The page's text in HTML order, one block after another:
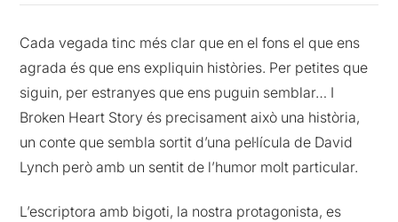
Cada vegada tinc més clar que en el fons el que ens
agrada és que ens expliquin històries. Per petites que
siguin, per estranyes que ens puguin semblar… I
Broken Heart Story és precisament això una història,
un conte que sembla sortit d’una pel·lícula de David
Lynch però amb un sentit de l’humor molt particular.
L’escriptora amb bigoti, la nostra protagonista, es